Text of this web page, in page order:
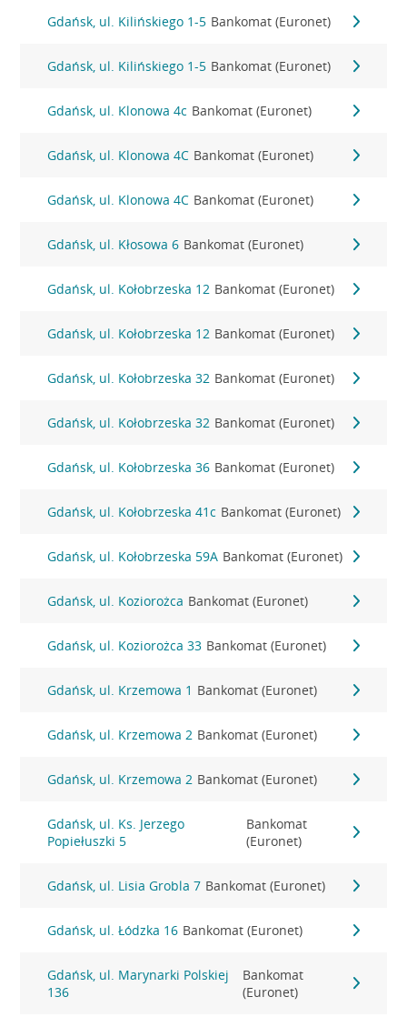
Gdańsk, ul. Kilińskiego 1-5 Bankomat (Euronet)
Gdańsk, ul. Kilińskiego 1-5 Bankomat (Euronet)
Gdańsk, ul. Klonowa 4c Bankomat (Euronet)
Gdańsk, ul. Klonowa 4C Bankomat (Euronet)
Gdańsk, ul. Klonowa 4C Bankomat (Euronet)
Gdańsk, ul. Kłosowa 6 Bankomat (Euronet)
Gdańsk, ul. Kołobrzeska 12 Bankomat (Euronet)
Gdańsk, ul. Kołobrzeska 12 Bankomat (Euronet)
Gdańsk, ul. Kołobrzeska 32 Bankomat (Euronet)
Gdańsk, ul. Kołobrzeska 32 Bankomat (Euronet)
Gdańsk, ul. Kołobrzeska 36 Bankomat (Euronet)
Gdańsk, ul. Kołobrzeska 41c Bankomat (Euronet)
Gdańsk, ul. Kołobrzeska 59A Bankomat (Euronet)
Gdańsk, ul. Koziorożca Bankomat (Euronet)
Gdańsk, ul. Koziorożca 33 Bankomat (Euronet)
Gdańsk, ul. Krzemowa 1 Bankomat (Euronet)
Gdańsk, ul. Krzemowa 2 Bankomat (Euronet)
Gdańsk, ul. Krzemowa 2 Bankomat (Euronet)
Gdańsk, ul. Ks. Jerzego
Popiełuszki 5
Bankomat
(Euronet)
Gdańsk, ul. Lisia Grobla 7 Bankomat (Euronet)
Gdańsk, ul. Łódzka 16 Bankomat (Euronet)
Gdańsk, ul. Marynarki Polskiej
136
Bankomat
(Euronet)